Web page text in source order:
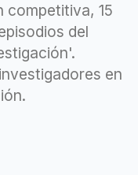
competitiva, 15
del
en